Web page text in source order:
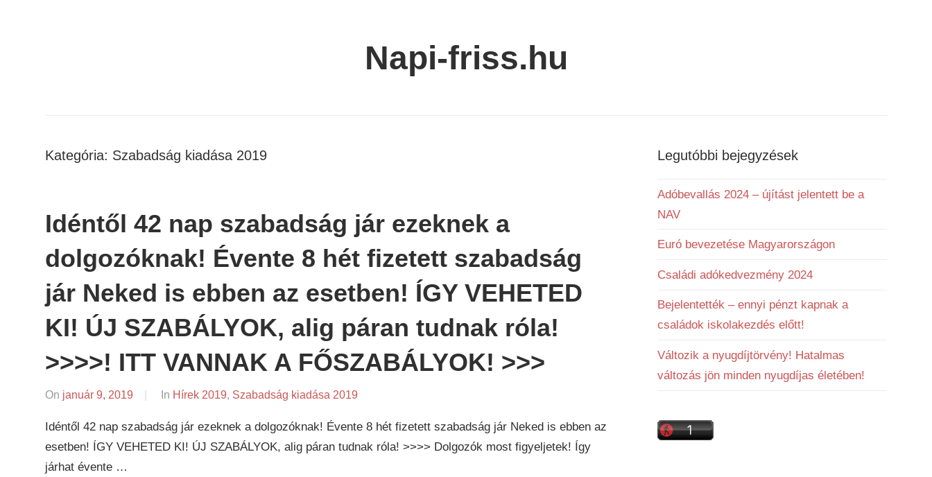
Napi-friss.hu
Kategória: Szabadság kiadása 2019
Idéntől 42 nap szabadság jár ezeknek a
dolgozóknak! Évente 8 hét fizetett szabadság
jár Neked is ebben az esetben! ÍGY VEHETED
KI! ÚJ SZABÁLYOK, alig páran tudnak róla!
>>>>! ITT VANNAK A FŐSZABÁLYOK! >>>
On január 9, 2019
By
In Hírek 2019, Szabadság kiadása 2019
Idéntől 42 nap szabadság jár ezeknek a dolgozóknak! Évente 8 hét fizetett szabadság jár Neked is ebben az
esetben! ÍGY VEHETED KI! ÚJ SZABÁLYOK, alig páran tudnak róla! >>>> Dolgozók most figyeljetek! Így
járhat évente …
Legutóbbi bejegyzések
Adóbevallás 2024 – újítást jelentett be a
NAV
Euró bevezetése Magyarországon
Családi adókedvezmény 2024
Bejelentették – ennyi pénzt kapnak a
családok iskolakezdés előtt!
Változik a nyugdíjtörvény! Hatalmas
változás jön minden nyugdíjas életében!